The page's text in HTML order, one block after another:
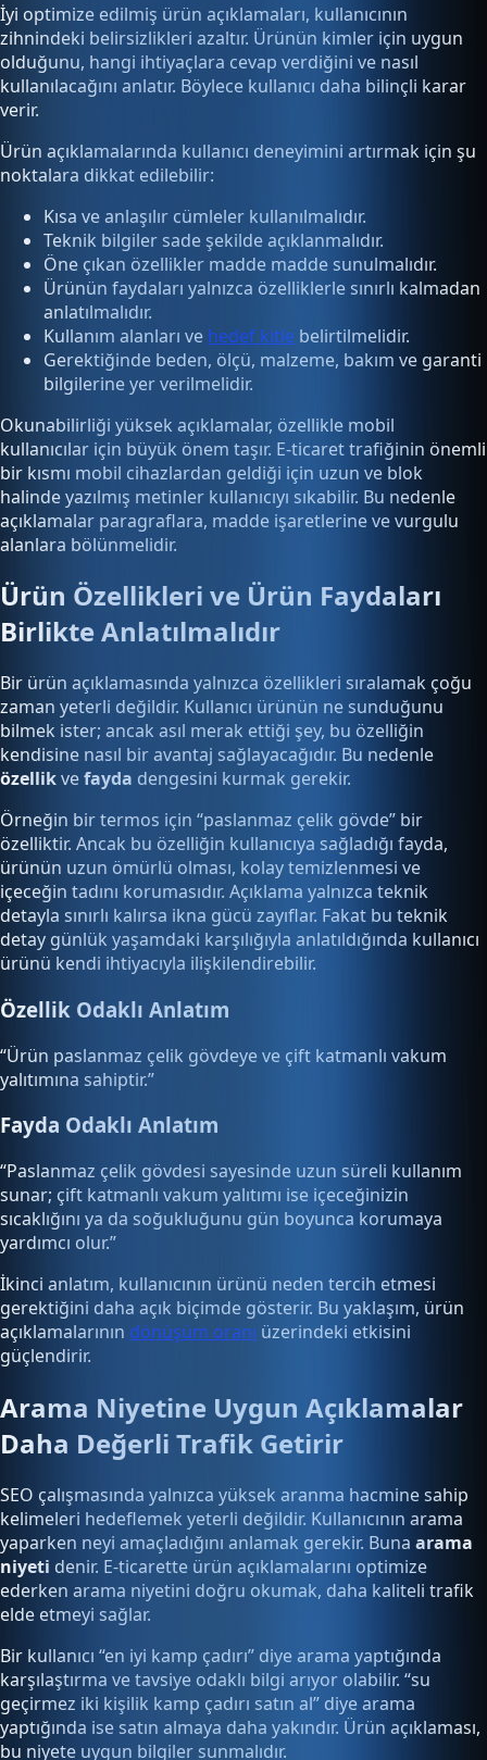
İyi optimize edilmiş ürün açıklamaları, kullanıcının
zihnindeki belirsizlikleri azaltır. Ürünün kimler için uygun
olduğunu, hangi ihtiyaçlara cevap verdiğini ve nasıl
kullanılacağını anlatır. Böylece kullanıcı daha bilinçli karar
verir.
Ürün açıklamalarında kullanıcı deneyimini artırmak için şu
noktalara dikkat edilebilir:
Kısa ve anlaşılır cümleler kullanılmalıdır.
Teknik bilgiler sade şekilde açıklanmalıdır.
Öne çıkan özellikler madde madde sunulmalıdır.
Ürünün faydaları yalnızca özelliklerle sınırlı kalmadan
anlatılmalıdır.
Kullanım alanları ve hedef kitle belirtilmelidir.
Gerektiğinde beden, ölçü, malzeme, bakım ve garanti
bilgilerine yer verilmelidir.
Okunabilirliği yüksek açıklamalar, özellikle mobil
kullanıcılar için büyük önem taşır. E-ticaret trafiğinin önemli
bir kısmı mobil cihazlardan geldiği için uzun ve blok
halinde yazılmış metinler kullanıcıyı sıkabilir. Bu nedenle
açıklamalar paragraflara, madde işaretlerine ve vurgulu
alanlara bölünmelidir.
Ürün Özellikleri ve Ürün Faydaları
Birlikte Anlatılmalıdır
Bir ürün açıklamasında yalnızca özellikleri sıralamak çoğu
zaman yeterli değildir. Kullanıcı ürünün ne sunduğunu
bilmek ister; ancak asıl merak ettiği şey, bu özelliğin
kendisine nasıl bir avantaj sağlayacağıdır. Bu nedenle
özellikvefayda dengesini kurmak gerekir.
Örneğin bir termos için “paslanmaz çelik gövde” bir
özelliktir. Ancak bu özelliğin kullanıcıya sağladığı fayda,
ürünün uzun ömürlü olması, kolay temizlenmesi ve
içeceğin tadını korumasıdır. Açıklama yalnızca teknik
detayla sınırlı kalırsa ikna gücü zayıflar. Fakat bu teknik
detay günlük yaşamdaki karşılığıyla anlatıldığında kullanıcı
ürünü kendi ihtiyacıyla ilişkilendirebilir.
Özellik Odaklı Anlatım
“Ürün paslanmaz çelik gövdeye ve çift katmanlı vakum
yalıtımına sahiptir.”
Fayda Odaklı Anlatım
“Paslanmaz çelik gövdesi sayesinde uzun süreli kullanım
sunar; çift katmanlı vakum yalıtımı ise içeceğinizin
sıcaklığını ya da soğukluğunu gün boyunca korumaya
yardımcı olur.”
İkinci anlatım, kullanıcının ürünü neden tercih etmesi
gerektiğini daha açık biçimde gösterir. Bu yaklaşım, ürün
açıklamalarının dönüşüm oranı üzerindeki etkisini
güçlendirir.
Arama Niyetine Uygun Açıklamalar
Daha Değerli Trafik Getirir
SEO çalışmasında yalnızca yüksek aranma hacmine sahip
kelimeleri hedeflemek yeterli değildir. Kullanıcının arama
yaparken neyi amaçladığını anlamak gerekir. Buna arama
niyeti denir. E-ticarette ürün açıklamalarını optimize
ederken arama niyetini doğru okumak, daha kaliteli trafik
elde etmeyi sağlar.
Bir kullanıcı “en iyi kamp çadırı” diye arama yaptığında
karşılaştırma ve tavsiye odaklı bilgi arıyor olabilir. “su
geçirmez iki kişilik kamp çadırı satın al” diye arama
yaptığında ise satın almaya daha yakındır. Ürün açıklaması,
bu niyete uygun bilgiler sunmalıdır.